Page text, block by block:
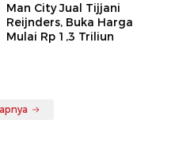
Man City Jual Tijjani
Reijnders, Buka Harga
Mulai Rp 1,3 Triliun